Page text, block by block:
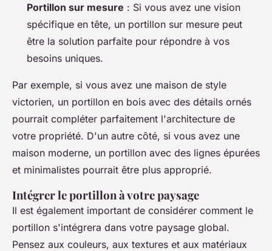
Portillon sur mesure : Si vous avez une vision
spécifique en tête, un portillon sur mesure peut
être la solution parfaite pour répondre à vos
besoins uniques.
Par exemple, si vous avez une maison de style
victorien, un portillon en bois avec des détails ornés
pourrait compléter parfaitement l'architecture de
votre propriété. D'un autre côté, si vous avez une
maison moderne, un portillon avec des lignes épurées
et minimalistes pourrait être plus approprié.
Intégrer le portillon à votre paysage
Il est également important de considérer comment le
portillon s'intégrera dans votre paysage global.
Pensez aux couleurs, aux textures et aux matériaux